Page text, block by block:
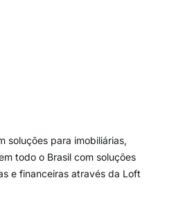
soluções para imobiliárias,
todo o Brasil com soluções
e financeiras através da Loft